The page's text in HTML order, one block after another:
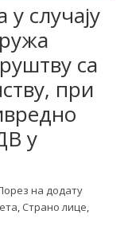
случају
са
при
у
на додату
, Страно лице,